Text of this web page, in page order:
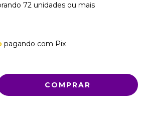
72 unidades ou mais
pagando com Pix